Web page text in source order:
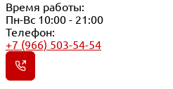
Время работы:
Пн-Вс 10:00 - 21:00
Телефон:
+7 (966) 503-54-54